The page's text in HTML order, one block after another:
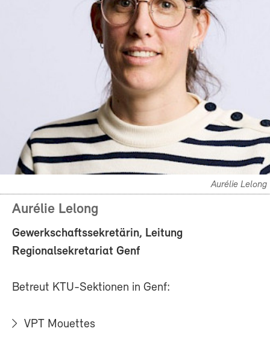
Aurélie Lelong
Aurélie Lelong
Gewerkschaftssekretärin, Leitung
Regionalsekretariat Genf
Betreut KTU-Sektionen in Genf:
VPT Mouettes